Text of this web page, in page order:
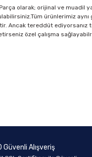
olarak; orijinal ve muadil
ürünlerimiz
Ancak tereddüt ediyorsanız
özel çalışma
Güvenli Alışveriş